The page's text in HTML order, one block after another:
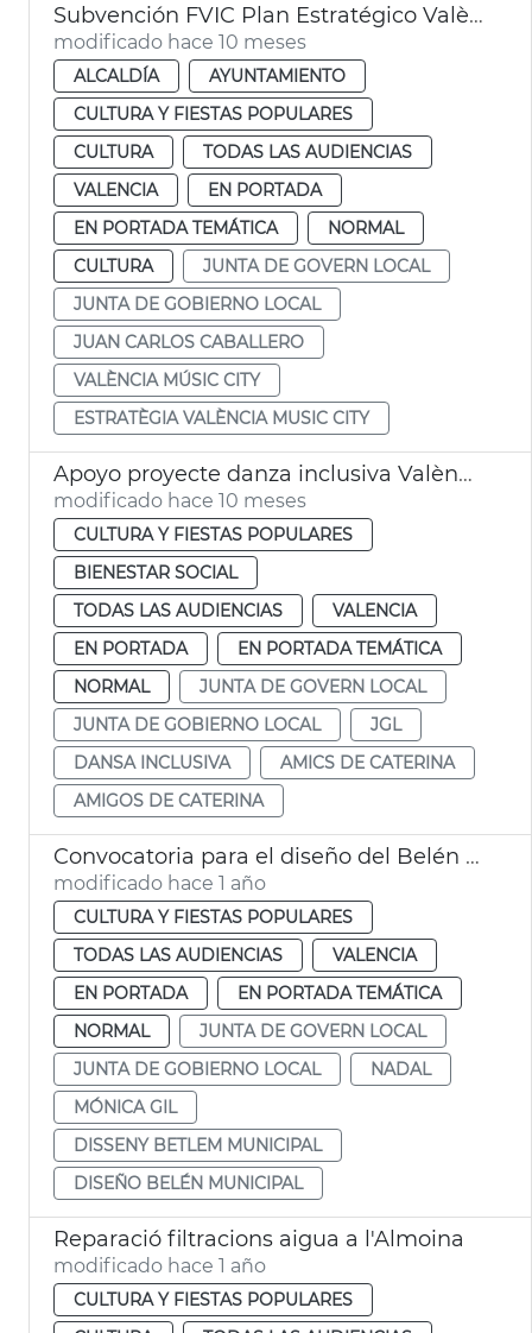
Subvención FVIC Plan Estratégico València Music City
modificado hace 10 meses
ALCALDÍA
AYUNTAMIENTO
CULTURA Y FIESTAS POPULARES
CULTURA
TODAS LAS AUDIENCIAS
VALENCIA
EN PORTADA
EN PORTADA TEMÁTICA
NORMAL
CULTURA
JUNTA DE GOVERN LOCAL
JUNTA DE GOBIERNO LOCAL
JUAN CARLOS CABALLERO
VALÈNCIA MÚSIC CITY
ESTRATÈGIA VALÈNCIA MUSIC CITY
Apoyo proyecte danza inclusiva València. Amigos de Caterina
modificado hace 10 meses
CULTURA Y FIESTAS POPULARES
BIENESTAR SOCIAL
TODAS LAS AUDIENCIAS
VALENCIA
EN PORTADA
EN PORTADA TEMÁTICA
NORMAL
JUNTA DE GOVERN LOCAL
JUNTA DE GOBIERNO LOCAL
JGL
DANSA INCLUSIVA
AMICS DE CATERINA
AMIGOS DE CATERINA
Convocatoria para el diseño del Belén de Navidad de València 2025/2026
modificado hace 1 año
CULTURA Y FIESTAS POPULARES
TODAS LAS AUDIENCIAS
VALENCIA
EN PORTADA
EN PORTADA TEMÁTICA
NORMAL
JUNTA DE GOVERN LOCAL
JUNTA DE GOBIERNO LOCAL
NADAL
MÓNICA GIL
DISSENY BETLEM MUNICIPAL
DISEÑO BELÉN MUNICIPAL
Reparació filtracions aigua a l'Almoina
modificado hace 1 año
CULTURA Y FIESTAS POPULARES